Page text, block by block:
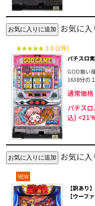
お気に
5.0 (1件)
パチスロ
GOD揃い
1638分の
通常価格
パチス
込)
お気に
NEW
【訳あ
【ウーフ